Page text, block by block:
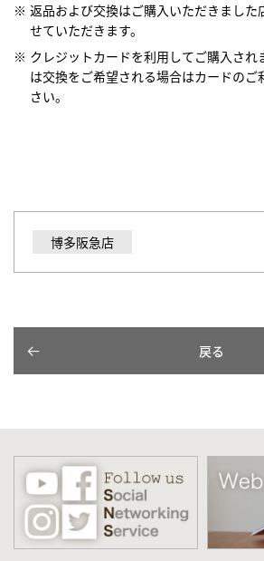
返品および交換はご購入いただきました
せていただきます。
クレジットカードを利用してご購入され
は交換をご希望される場合はカードのご
さい。
博多阪急店
戻る